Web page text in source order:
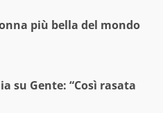
più bella del mondo
su Gente: “Così rasata